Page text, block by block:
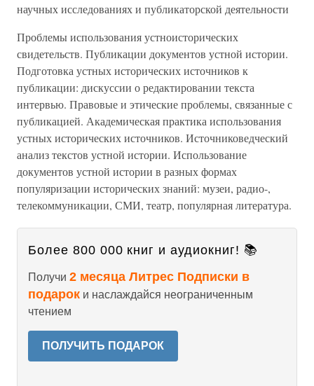
научных исследованиях и публикаторской деятельности
Проблемы использования устноисторических
свидетельств. Публикации документов устной истории.
Подготовка устных исторических источников к
публикации: дискуссии о редактировании текста
интервью. Правовые и этические проблемы, связанные с
публикацией. Академическая практика использования
устных исторических источников. Источниковедческий
анализ текстов устной истории. Использование
документов устной истории в разных формах
популяризации исторических знаний: музеи, радио-,
телекоммуникации, СМИ, театр, популярная литература.
Более 800 000 книг и аудиокниг! 📚
Получи 2 месяца Литрес Подписки в
подарок и наслаждайся неограниченным
чтением
ПОЛУЧИТЬ ПОДАРОК